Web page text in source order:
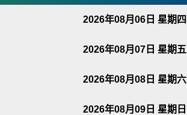
2026年08月06日 星期四
2026年08月07日 星期五
2026年08月08日 星期六
2026年08月09日 星期日